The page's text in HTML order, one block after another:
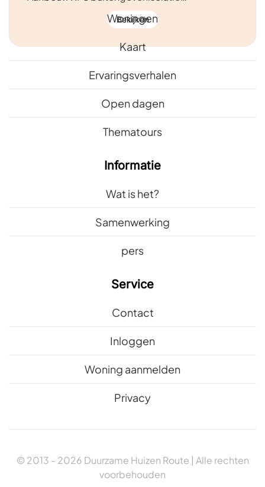
Bekijken
Woningen
Kaart
Ervaringsverhalen
Open dagen
Thematours
Informatie
Wat is het?
Samenwerking
pers
Service
Contact
Inloggen
Woning aanmelden
Privacy
© 2013 - 2026 Duurzame Huizen Route | Alle rechten
voorbehouden